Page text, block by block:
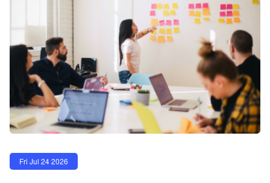
Fri Jul 24 2026